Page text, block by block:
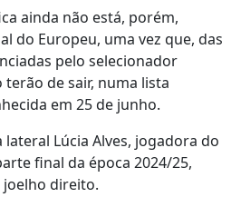
ainda não está, porém,
do Europeu, uma vez que, das
pelo selecionador
de sair, numa lista
em 25 de junho.
Lúcia Alves, jogadora do
final da época 2024/25,
joelho direito.